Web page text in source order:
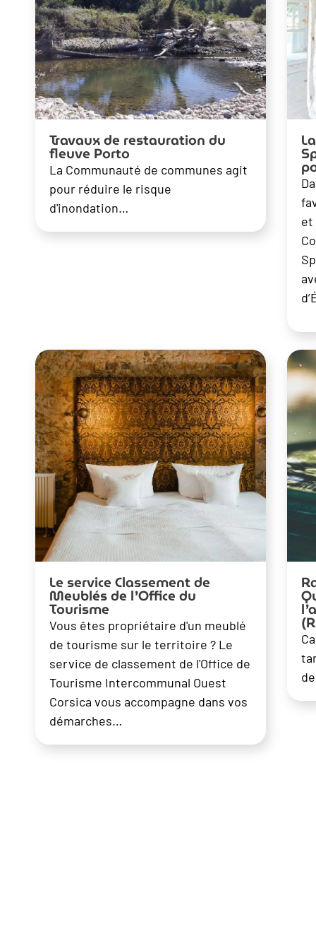
Travaux de restauration du
fleuve Porto
La Communauté de communes agit
pour réduire le risque
d'inondation…
et
Le service Classement de
Meublés de l’Office du
Tourisme
Vous êtes propriétaire d'un meublé
de tourisme sur le territoire ? Le
service de classement de l'Office de
Tourisme Intercommunal Ouest
Corsica vous accompagne dans vos
démarches…